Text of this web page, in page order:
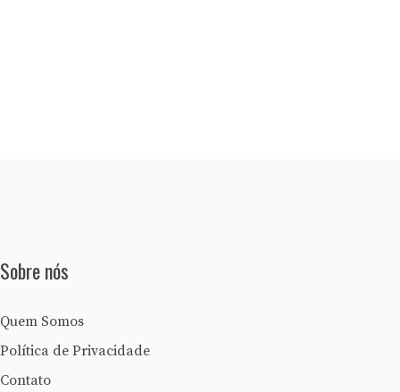
Sobre nós
Quem Somos
Política de Privacidade
Contato